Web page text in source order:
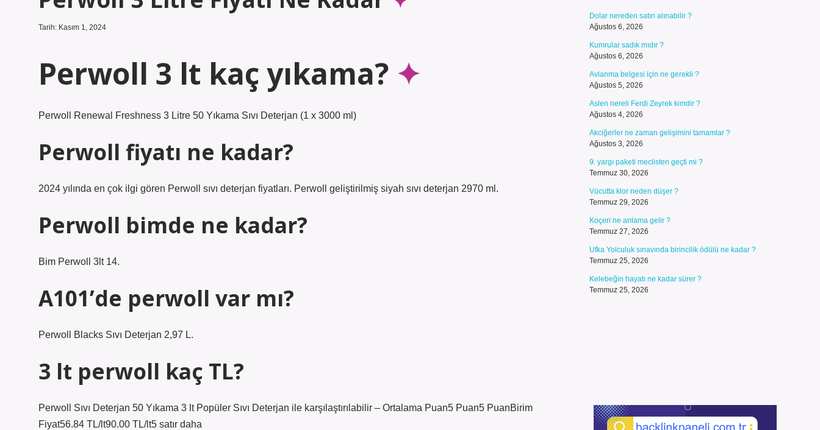
Tarih: Kasım 1, 2024
Perwoll 3 lt kaç yıkama?
Perwoll Renewal Freshness 3 Litre 50 Yıkama Sıvı Deterjan (1 x 3000 ml)
Perwoll fiyatı ne kadar?
2024 yılında en çok ilgi gören Perwoll sıvı deterjan fiyatları. Perwoll geliştirilmiş siyah sıvı deterjan 2970 ml.
Perwoll bimde ne kadar?
Bim Perwoll 3lt 14.
A101’de perwoll var mı?
Perwoll Blacks Sıvı Deterjan 2,97 L.
3 lt perwoll kaç TL?
Perwoll Sıvı Deterjan 50 Yıkama 3 lt Popüler Sıvı Deterjan ile karşılaştırılabilir – Ortalama Puan5 Puan5 PuanBirim
Fiyat56.84 TL/lt90.00 TL/lt5 satır daha
Dolar nereden satın alınabilir ?
Ağustos 6, 2026
Kumrular sadık mıdır ?
Ağustos 6, 2026
Avlanma belgesi için ne gerekli ?
Ağustos 5, 2026
Aslen nereli Ferdi Zeyrek kimdir ?
Ağustos 4, 2026
Akciğerler ne zaman gelişimini tamamlar ?
Ağustos 3, 2026
9. yargı paketi meclisten geçti mi ?
Temmuz 30, 2026
Vücutta klor neden düşer ?
Temmuz 29, 2026
Koçeri ne anlama gelir ?
Temmuz 27, 2026
Ufka Yolculuk sınavında birincilik ödülü ne kadar ?
Temmuz 25, 2026
Kelebeğin hayatı ne kadar sürer ?
Temmuz 25, 2026